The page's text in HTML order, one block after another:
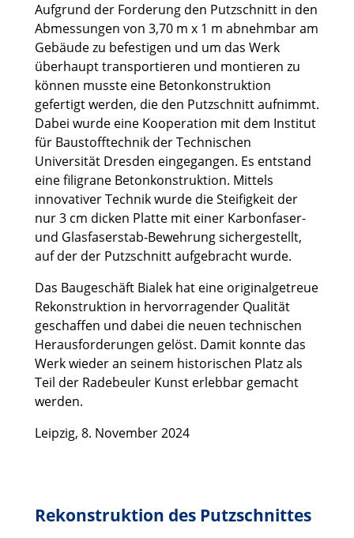
Aufgrund der Forderung den Putzschnitt in den
Abmessungen von 3,70 m x 1 m abnehmbar am
Gebäude zu befestigen und um das Werk
überhaupt transportieren und montieren zu
können musste eine Betonkonstruktion
gefertigt werden, die den Putzschnitt aufnimmt.
Dabei wurde eine Kooperation mit dem Institut
für Baustofftechnik der Technischen
Universität Dresden eingegangen. Es entstand
eine filigrane Betonkonstruktion. Mittels
innovativer Technik wurde die Steifigkeit der
nur 3 cm dicken Platte mit einer Karbonfaser-
und Glasfaserstab-Bewehrung sichergestellt,
auf der der Putzschnitt aufgebracht wurde.
Das Baugeschäft Bialek hat eine originalgetreue
Rekonstruktion in hervorragender Qualität
geschaffen und dabei die neuen technischen
Herausforderungen gelöst. Damit konnte das
Werk wieder an seinem historischen Platz als
Teil der Radebeuler Kunst erlebbar gemacht
werden.
Leipzig, 8. November 2024
Rekonstruktion des Putzschnittes